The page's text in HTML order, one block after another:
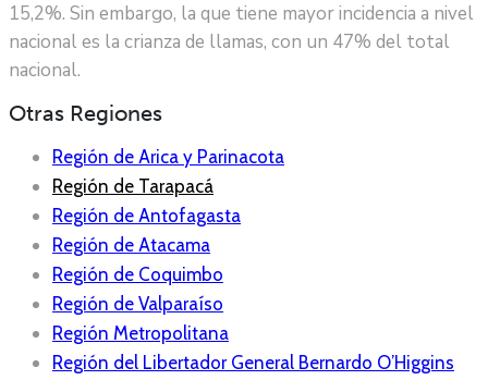
15,2%. Sin embargo, la que tiene mayor incidencia a nivel
nacional es la crianza de llamas, con un 47% del total
nacional.
Otras Regiones
Región de Arica y Parinacota
Región de Tarapacá
Región de Antofagasta
Región de Atacama
Región de Coquimbo
Región de Valparaíso
Región Metropolitana
Región del Libertador General Bernardo O’Higgins